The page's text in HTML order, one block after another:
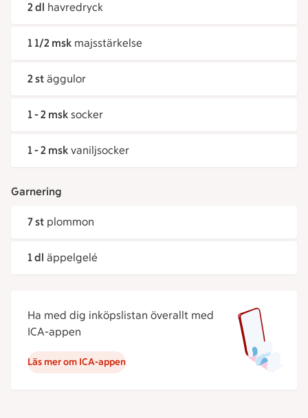
2 dl havredryck
1 1/2 msk majsstärkelse
2 st äggulor
1 - 2 msk socker
1 - 2 msk vaniljsocker
Garnering
7 st plommon
1 dl äppelgelé
Ha med dig inköpslistan överallt med
ICA-appen
Läs mer om ICA-appen